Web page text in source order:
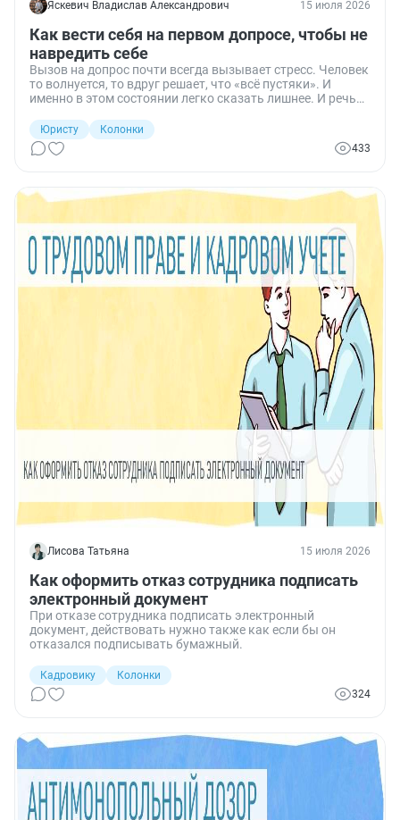
Яскевич Владислав Александрович 15 июля 2026
Как вести себя на первом допросе, чтобы не
навредить себе
Вызов на допрос почти всегда вызывает стресс. Человек
то волнуется, то вдруг решает, что «всё пустяки». И
именно в этом состоянии легко сказать лишнее. И речь
ограбления, а когда в компании, в которой вы работаете
или работали, привлекли руководство за совершение
преступления в сфере экономики. И тут приходится
Юристу
Колонки
433
Лисова Татьяна 15 июля 2026
Как оформить отказ сотрудника подписать
электронный документ
При отказе сотрудника подписать электронный
документ, действовать нужно также как если бы он
отказался подписывать бумажный.
Кадровику
Колонки
324